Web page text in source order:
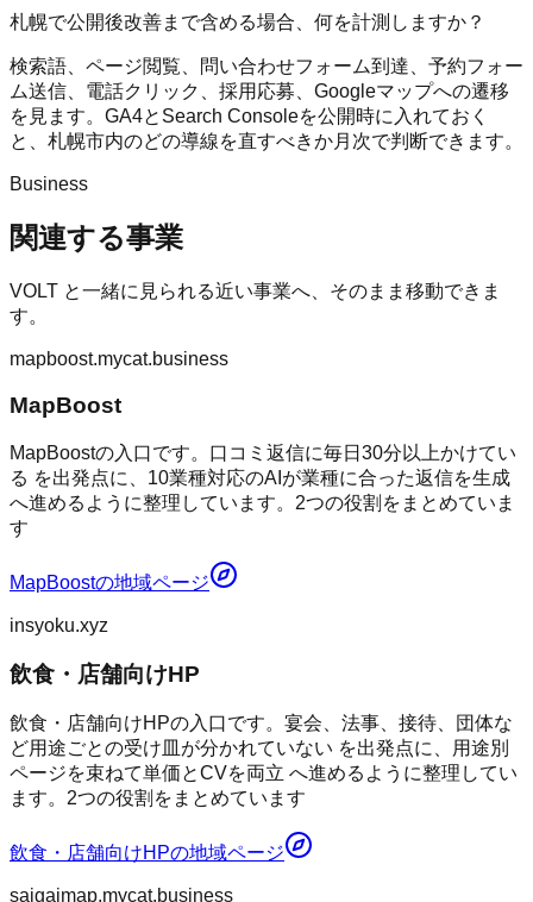
札幌で公開後改善まで含める場合、何を計測しますか？
検索語、ページ閲覧、問い合わせフォーム到達、予約フォー
ム送信、電話クリック、採用応募、Googleマップへの遷移
を見ます。GA4とSearch Consoleを公開時に入れておく
と、札幌市内のどの導線を直すべきか月次で判断できます。
Business
関連する事業
VOLT と一緒に見られる近い事業へ、そのまま移動できま
す。
mapboost.mycat.business
MapBoost
MapBoostの入口です。口コミ返信に毎日30分以上かけてい
る を出発点に、10業種対応のAIが業種に合った返信を生成
へ進めるように整理しています。2つの役割をまとめていま
す
MapBoostの地域ページ
insyoku.xyz
飲食・店舗向けHP
飲食・店舗向けHPの入口です。宴会、法事、接待、団体な
ど用途ごとの受け皿が分かれていない を出発点に、用途別
ページを束ねて単価とCVを両立 へ進めるように整理してい
ます。2つの役割をまとめています
飲食・店舗向けHPの地域ページ
saigaimap.mycat.business